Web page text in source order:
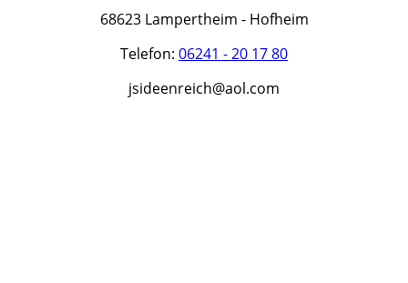
68623 Lampertheim - Hofheim
Telefon: 06241 - 20 17 80
jsideenreich@aol.com